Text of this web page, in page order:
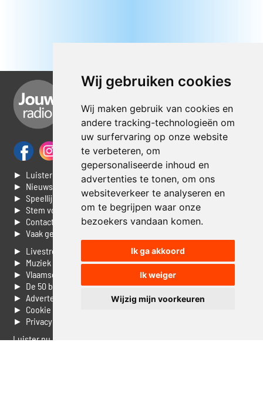
Wij gebruiken cookies
Wij maken gebruik van cookies en
andere tracking-technologieën om
uw surfervaring op onze website
te verbeteren, om
gepersonaliseerde inhoud en
advertenties te tonen, om ons
websiteverkeer te analyseren en
om te begrijpen waar onze
bezoekers vandaan komen.
Ik ga akkoord
Ik weiger
Wijzig mijn voorkeuren
► Luisteren naar Jouwradio
► Nieuws
► Speellijst
► Stem voor de Dag top 3
► Contacteer ons
► Vaak gestelde vragen
► Livestream informatie
► Muziek opzoeken
► Vlaamse 100 Aller tijden
► De 50 beste van...
► Adverteren op Jouwradio
► Cookie voorkeuren wijzigen
► Privacyinformatie
Luister nu naar Jouwradio! De beste Nederlandstalige muziek